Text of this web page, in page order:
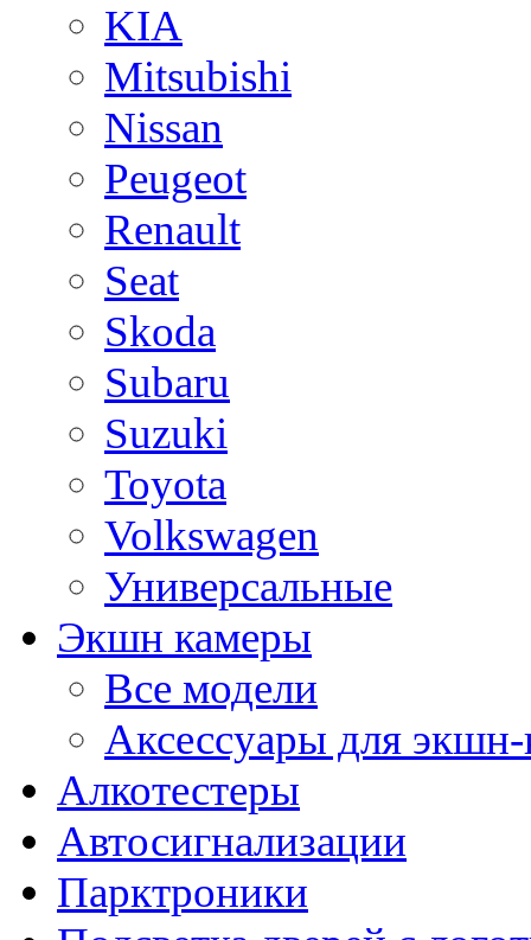
KIA
Mitsubishi
Nissan
Peugeot
Renault
Seat
Skoda
Subaru
Suzuki
Toyota
Volkswagen
Универсальные
Экшн камеры
Все модели
Аксессуары для
Алкотестеры
Автосигнализации
Парктроники